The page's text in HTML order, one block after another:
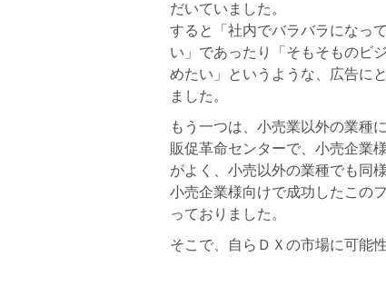
だいていました。
すると「社内でバラバラになっ
い」であったり「そもそものビ
めたい」というような、広告に
ました。
もう一つは、小売業以外の業種
販促革命センターで、小売企業
がよく、小売以外の業種でも同
小売企業様向けで成功したこの
っておりました。
そこで、自らＤＸの市場に可能